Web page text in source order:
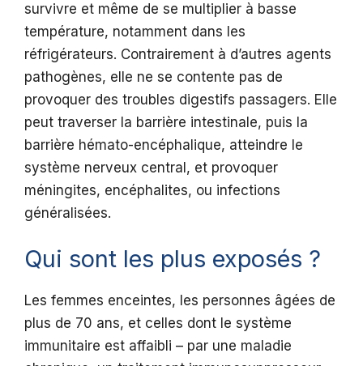
survivre et même de se multiplier à basse
température, notamment dans les
réfrigérateurs. Contrairement à d’autres agents
pathogènes, elle ne se contente pas de
provoquer des troubles digestifs passagers. Elle
peut traverser la barrière intestinale, puis la
barrière hémato-encéphalique, atteindre le
système nerveux central, et provoquer
méningites, encéphalites, ou infections
généralisées.
Qui sont les plus exposés ?
Les femmes enceintes, les personnes âgées de
plus de 70 ans, et celles dont le système
immunitaire est affaibli – par une maladie